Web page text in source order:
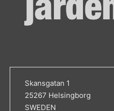
Skansgatan 1
25267 Helsingborg
SWEDEN